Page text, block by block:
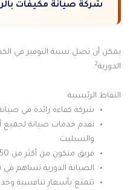
شركة صيانة مكيفات
الدورية2
.
النقاط الرئيسية
شركة كفاءة رائدة في
تقدم خدمات صيانة لجميع
والسبليت.
فريق متكون من أكثر من 250 فني محترف.
الصيانة الدورية تساهم
تتمتع بأسعار تنافسية